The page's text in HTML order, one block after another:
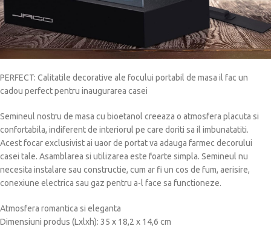
PERFECT: Calitatile decorative ale focului portabil de masa il fac un
cadou perfect pentru inaugurarea casei
Semineul nostru de masa cu bioetanol creeaza o atmosfera placuta si
confortabila, indiferent de interiorul pe care doriti sa il imbunatatiti.
Acest focar exclusivist ai uaor de portat va adauga farmec decorului
casei tale. Asamblarea si utilizarea este foarte simpla. Semineul nu
necesita instalare sau constructie, cum ar fi un cos de fum, aerisire,
conexiune electrica sau gaz pentru a-l face sa functioneze.
Atmosfera romantica si eleganta
Dimensiuni produs (Lxlxh): 35 x 18,2 x 14,6 cm